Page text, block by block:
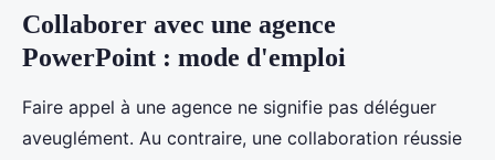
Collaborer avec une agence
PowerPoint : mode d'emploi
Faire appel à une agence ne signifie pas déléguer
aveuglément. Au contraire, une collaboration réussie